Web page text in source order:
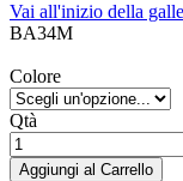
Vai all'inizio della
BA34M
Colore
Qtà
Aggiungi al Carrello